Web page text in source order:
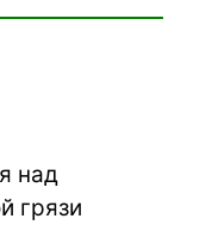
над
грязи